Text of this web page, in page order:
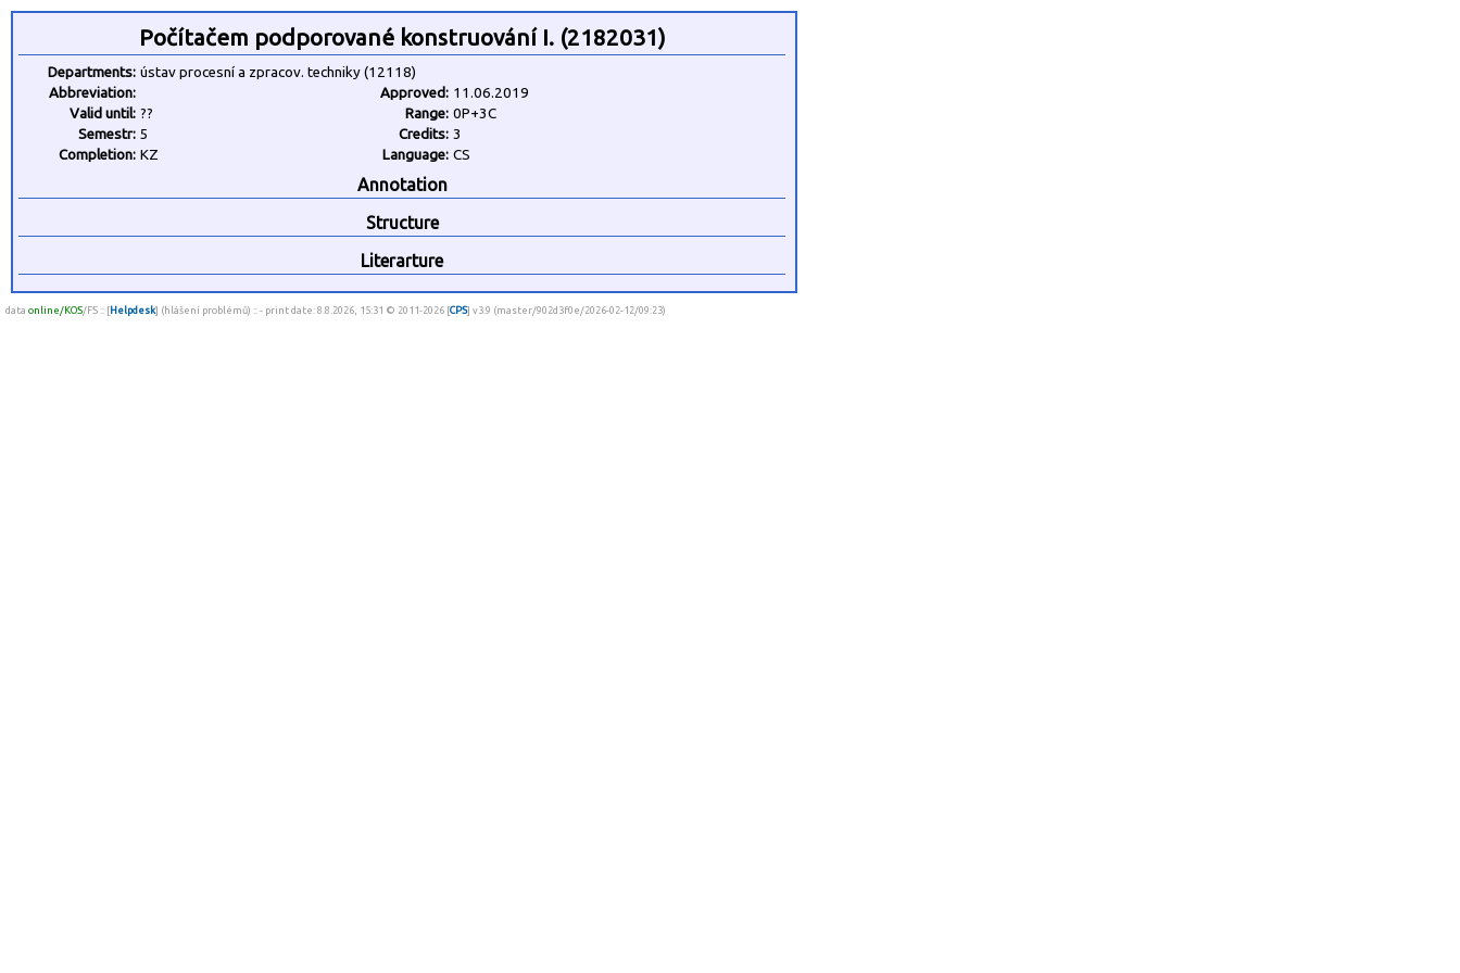
Počítačem podporované konstruování I. (2182031)
Departments: ústav procesní a zpracov. techniky (12118)
Abbreviation:
Approved: 11.06.2019
Valid until: ?? Range: 0P+3C
Semestr: 5 Credits: 3
Completion: KZ Language: CS
Annotation
Structure
Literarture
data online/KOS/FS :: [Helpdesk] (hlášení problémů) :: - print date: 8.8.2026, 15:31 © 2011-2026 [CPS] v3.9 (master/902d3f0e/2026-02-12/09:23)